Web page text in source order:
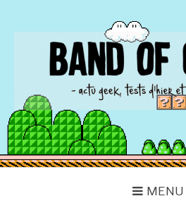
BAND OF
Actu Geek d'hier et d'aujourd'hui
MENU